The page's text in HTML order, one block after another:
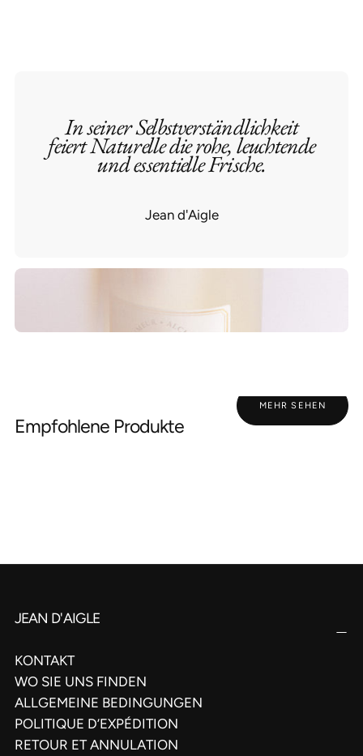
In seiner Selbstverständlichkeit
feiert Naturelle die rohe, leuchtende
und essentielle Frische.
Jean d'Aigle
Empfohlene Produkte
MEHR SEHEN
JEAN D'AIGLE
KONTAKT
WO SIE UNS FINDEN
ALLGEMEINE BEDINGUNGEN
POLITIQUE D’EXPÉDITION
RETOUR ET ANNULATION